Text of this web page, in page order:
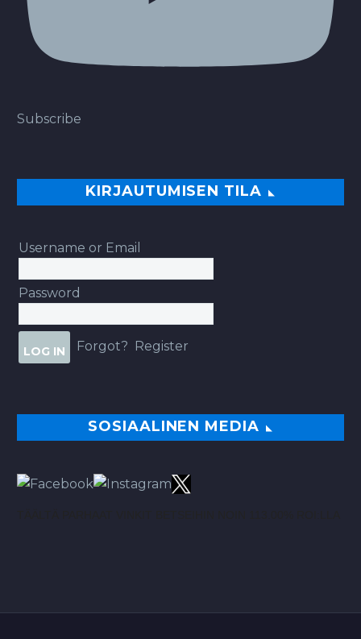
Subscribe
KIRJAUTUMISEN TILA
Username or Email
Password
Forgot? Register
SOSIAALINEN MEDIA